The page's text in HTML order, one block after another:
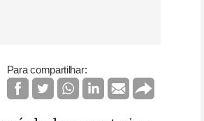
Para compartilhar: